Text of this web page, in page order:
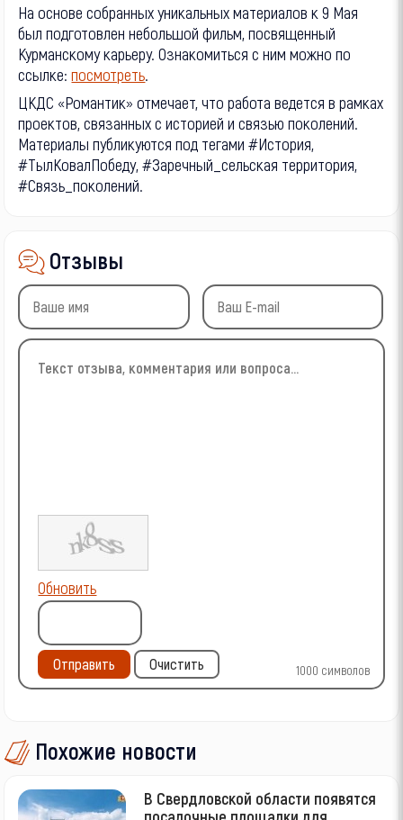
На основе собранных уникальных материалов к 9 Мая
был подготовлен небольшой фильм, посвященный
Курманскому карьеру. Ознакомиться с ним можно по
ссылке:посмотреть.
ЦКДС «Романтик» отмечает, что работа ведется в рамках
проектов, связанных с историей и связью поколений.
Материалы публикуются под тегами #История,
#ТылКовалПобеду, #Заречный_сельская территория,
#Связь_поколений.
Отзывы
1000 символов
Обновить
Отправить Очистить
Похожие новости
В Свердловской области появятся